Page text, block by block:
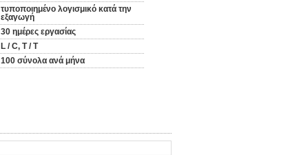
τυποποιημένο λογισμικό κατά την
εξαγωγή
30 ημέρες εργασίας
L / C, T / T
100 σύνολα ανά μήνα